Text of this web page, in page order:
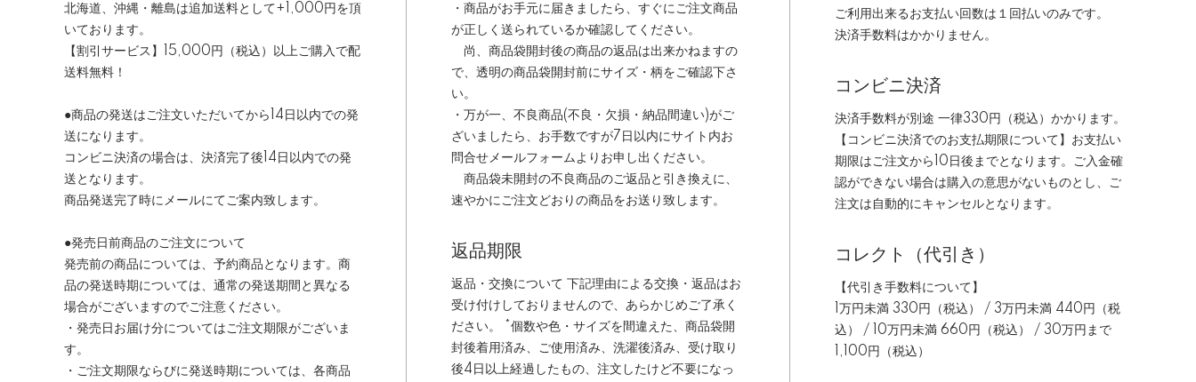
北海道、沖縄・離島は追加送料として+1,000円を頂
いております。
【割引サービス】15,000円（税込）以上ご購入で配
送料無料！
●商品の発送はご注文いただいてから14日以内での発
送になります。
コンビニ決済の場合は、決済完了後14日以内での発
送となります。
商品発送完了時にメールにてご案内致します。
●発売日前商品のご注文について
発売前の商品については、予約商品となります。商
品の発送時期については、通常の発送期間と異なる
場合がございますのでご注意ください。
・発売日お届け分についてはご注文期限がございま
す。
・ご注文期限ならびに発送時期については、各商品
・商品がお手元に届きましたら、すぐにご注文商品
が正しく送られているか確認してください。
尚、商品袋開封後の商品の返品は出来かねますの
で、透明の商品袋開封前にサイズ・柄をご確認下さ
い。
・万が一、不良商品(不良・欠損・納品間違い)がご
ざいましたら、お手数ですが7日以内にサイト内お
問合せメールフォームよりお申し出ください。
商品袋未開封の不良商品のご返品と引き換えに、
速やかにご注文どおりの商品をお送り致します。
返品期限
返品・交換について 下記理由による交換・返品はお
受け付けしておりませんので、あらかじめご了承く
ださい。 *個数や色・サイズを間違えた、商品袋開
封後着用済み、ご使用済み、洗濯後済み、受け取り
後4日以上経過したもの、注文したけど不要になっ
ご利用出来るお支払い回数は１回払いのみです。
決済手数料はかかりません。
コンビニ決済
決済手数料が別途 一律330円（税込）かかります。
【コンビニ決済でのお支払期限について】お支払い
期限はご注文から10日後までとなります。ご入金確
認ができない場合は購入の意思がないものとし、ご
注文は自動的にキャンセルとなります。
コレクト（代引き）
【代引き手数料について】
1万円未満 330円（税込） / 3万円未満 440円（税
込） / 10万円未満 660円（税込） / 30万円まで
1,100円（税込）